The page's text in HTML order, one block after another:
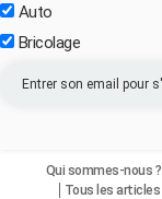
Auto
Bricolage
Qui sommes-nous ?
Tous les articles